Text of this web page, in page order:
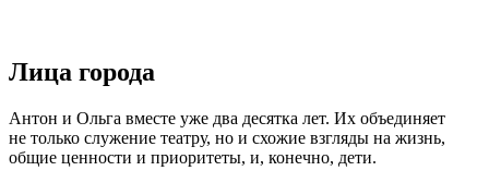
Лица города
Антон и Ольга вместе уже два десятка лет. Их объединяет
не только служение театру, но и схожие взгляды на жизнь,
общие ценности и приоритеты, и, конечно, дети.